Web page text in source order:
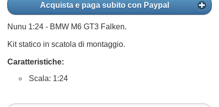
Acquista e paga subito con Paypal
Nunu 1:24 - BMW M6 GT3 Falken.
Kit statico in scatola di montaggio.
Caratteristiche:
Scala: 1:24